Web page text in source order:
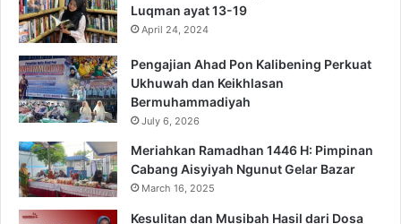
Luqman ayat 13-19
April 24, 2024
Pengajian Ahad Pon Kalibening Perkuat
Ukhuwah dan Keikhlasan
Bermuhammadiyah
July 6, 2026
Meriahkan Ramadhan 1446 H: Pimpinan
Cabang Aisyiyah Ngunut Gelar Bazar
March 16, 2025
Kesulitan dan Musibah Hasil dari Dosa